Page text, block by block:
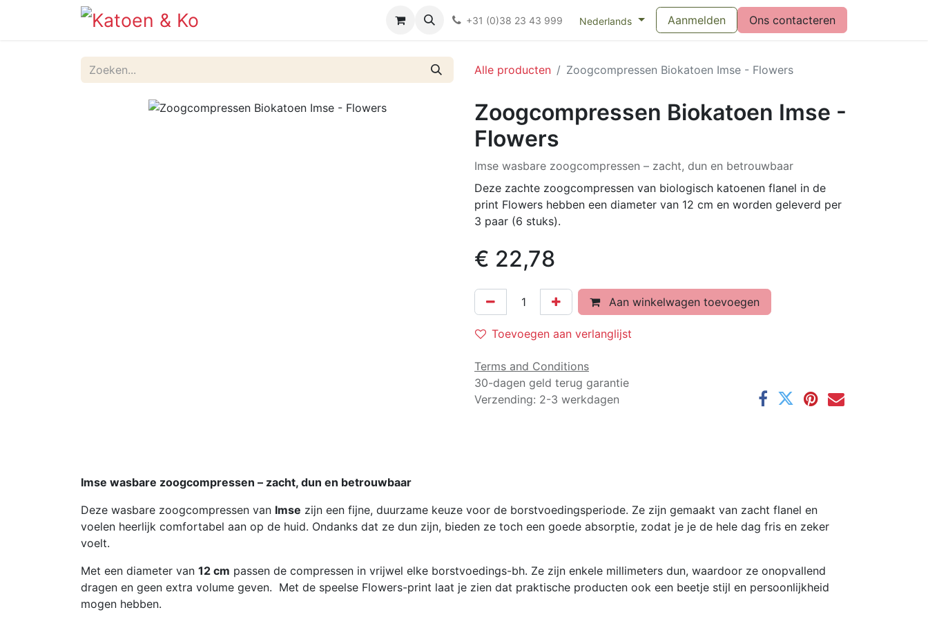
Kieswijzer nacht- en kraamverband Kieswijzer maandverband Vragen over menstruatiecups
+31 (0)38 23 43 999 Nederlands Aanmelden Ons contacteren
Alle producten Zoogcompressen Biokatoen Imse - Flowers
Zoogcompressen Biokatoen Imse -
Flowers
Imse wasbare zoogcompressen – zacht, dun en betrouwbaar
Deze zachte zoogcompressen van biologisch katoenen flanel in de
print Flowers hebben een diameter van 12 cm en worden geleverd per
3 paar (6 stuks).
€ 22,78
Aan winkelwagen toevoegen
Toevoegen aan verlanglijst
Terms and Conditions
30-dagen geld terug garantie
Verzending: 2-3 werkdagen
Imse wasbare zoogcompressen – zacht, dun en betrouwbaar
Deze wasbare zoogcompressen van Imse zijn een fijne, duurzame keuze voor de borstvoedingsperiode. Ze zijn gemaakt van zacht flanel en
voelen heerlijk comfortabel aan op de huid. Ondanks dat ze dun zijn, bieden ze toch een goede absorptie, zodat je je de hele dag fris en zeker
voelt.
Met een diameter van 12 cm passen de compressen in vrijwel elke borstvoedings-bh. Ze zijn enkele millimeters dun, waardoor ze onopvallend
dragen en geen extra volume geven. Met de speelse Flowers-print laat je zien dat praktische producten ook een beetje stijl en persoonlijkheid
mogen hebben.